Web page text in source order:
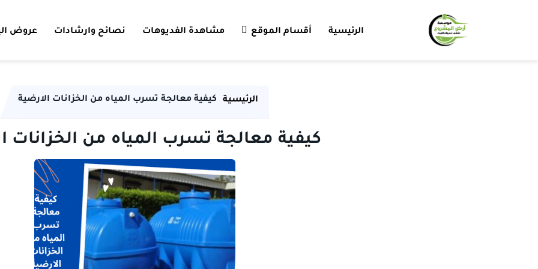
الرئيسية أقسام الموقع مشاهدة الفديوهات نصائح وارشادات عروض
الرئيسية كيفية معالجة تسرب المياه من الخزانات الارضية
كيفية معالجة تسرب المياه من الخزانات